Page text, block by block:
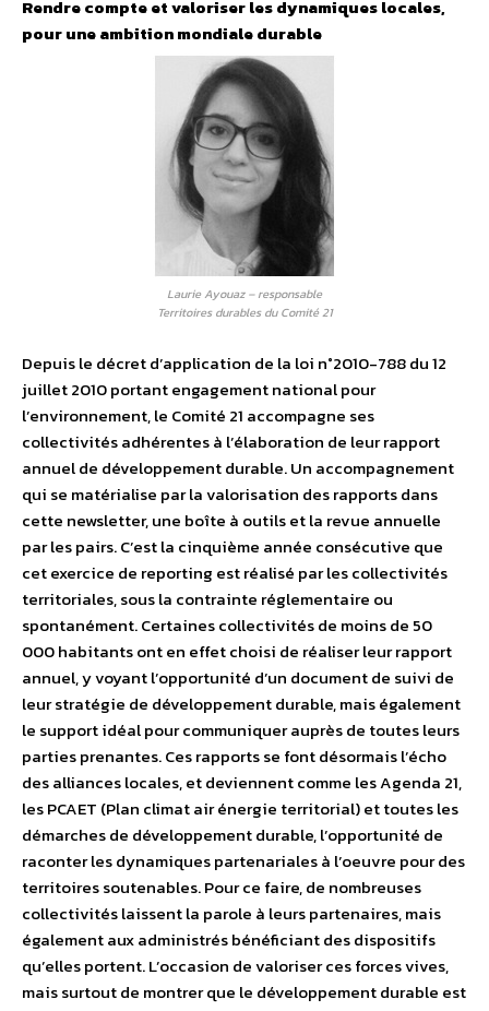
Rendre compte et valoriser les dynamiques locales,
pour une ambition mondiale durable
Laurie Ayouaz – responsable
Territoires durables du Comité 21
Depuis le décret d’application de la loi n°2010-788 du 12
juillet 2010 portant engagement national pour
l’environnement, le Comité 21 accompagne ses
collectivités adhérentes à l’élaboration de leur rapport
annuel de développement durable. Un accompagnement
qui se matérialise par la valorisation des rapports dans
cette newsletter, une boîte à outils et la revue annuelle
par les pairs. C’est la cinquième année consécutive que
cet exercice de reporting est réalisé par les collectivités
territoriales, sous la contrainte réglementaire ou
spontanément. Certaines collectivités de moins de 50
000 habitants ont en effet choisi de réaliser leur rapport
annuel, y voyant l’opportunité d’un document de suivi de
leur stratégie de développement durable, mais également
le support idéal pour communiquer auprès de toutes leurs
parties prenantes. Ces rapports se font désormais l’écho
des alliances locales, et deviennent comme les Agenda 21,
les PCAET (Plan climat air énergie territorial) et toutes les
démarches de développement durable, l’opportunité de
raconter les dynamiques partenariales à l’oeuvre pour des
territoires soutenables. Pour ce faire, de nombreuses
collectivités laissent la parole à leurs partenaires, mais
également aux administrés bénéficiant des dispositifs
qu’elles portent. L’occasion de valoriser ces forces vives,
mais surtout de montrer que le développement durable est